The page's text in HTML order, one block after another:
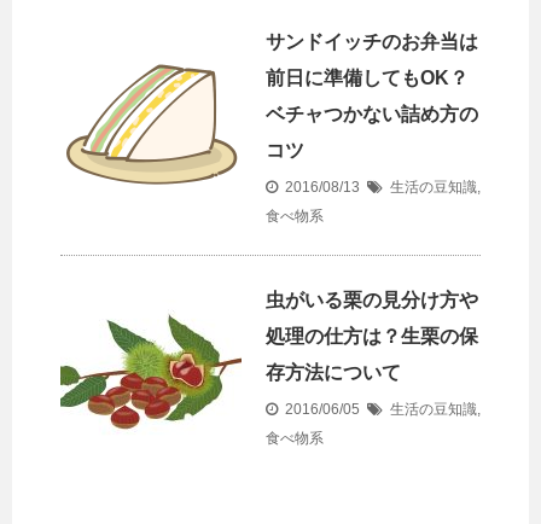
サンドイッチのお弁当は
前日に準備してもOK？
ベチャつかない詰め方の
コツ
2016/08/13 生活の豆知識
食べ物系
虫がいる栗の見分け方や
処理の仕方は？生栗の保
存方法について
2016/06/05 生活の豆知識
食べ物系